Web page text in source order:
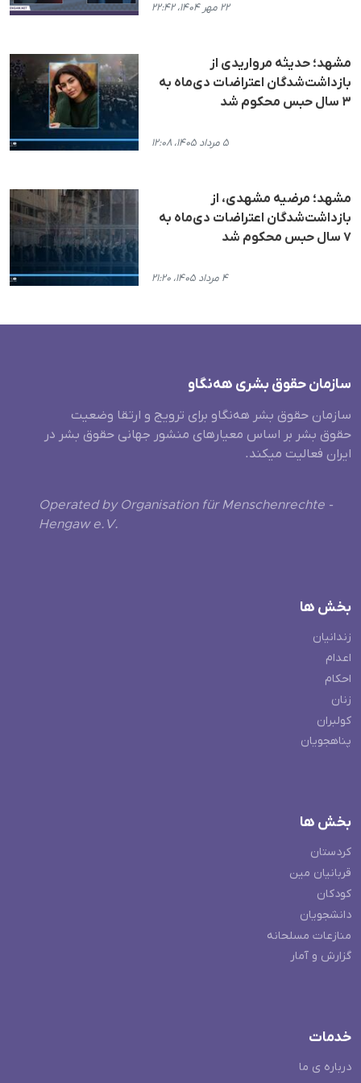
۲۲ مهر ۱۴۰۴، ۲۲:۴۲
مشهد؛ حدیثه مرواریدی از
بازداشت‌شدگان اعتراضات دی‌ماه به
۳ سال حبس محکوم شد
۵ مرداد ۱۴۰۵، ۱۲:۰۸
مشهد؛ مرضیه مشهدی، از
بازداشت‌شدگان اعتراضات دی‌ماه به
۷ سال حبس محکوم شد
۴ مرداد ۱۴۰۵، ۲۱:۲۰
سازمان حقوق بشری هەنگاو
سازمان حقوق بشر هه‌نگاو برای ترویج و ارتقا وضعیت
حقوق بشر بر اساس معیارهای منشور جهانی حقوق بشر در
ایران فعالیت میکند.
Operated by Organisation für Menschenrechte -
Hengaw e.V.
بخش ها
زندانیان
اعدام
احکام
زنان
کولبران
پناهجویان
بخش ها
کردستان
قربانیان مین
کودکان
دانشجویان
منازعات مسلحانه
گزارش و آمار
خدمات
درباره ی ما